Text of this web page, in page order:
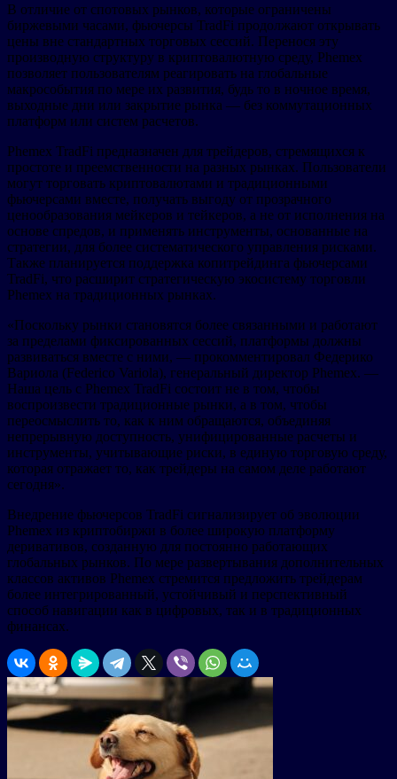
В отличие от спотовых рынков, которые ограничены
биржевыми часами, фьючерсы TradFi продолжают открывать
цены вне стандартных торговых сессий. Перенося эту
производную структуру в криптовалютную среду, Phemex
позволяет пользователям реагировать на глобальные
макрособытия по мере их развития, будь то в ночное время,
выходные дни или закрытие рынка — без коммутационных
платформ или систем расчетов.
Phemex TradFi предназначен для трейдеров, стремящихся к
простоте и преемственности на разных рынках. Пользователи
могут торговать криптовалютами и традиционными
фьючерсами вместе, получать выгоду от прозрачного
ценообразования мейкеров и тейкеров, а не от исполнения на
основе спредов, и применять инструменты, основанные на
стратегии, для более систематического управления рисками.
Также планируется поддержка копитрейдинга фьючерсами
TradFi, что расширит стратегическую экосистему торговли
Phemex на традиционных рынках.
«Поскольку рынки становятся более связанными и работают
за пределами фиксированных сессий, платформы должны
развиваться вместе с ними, — прокомментировал Федерико
Вариола (Federico Variola), генеральный директор Phemex. —
Наша цель с Phemex TradFi состоит не в том, чтобы
воспроизвести традиционные рынки, а в том, чтобы
переосмыслить то, как к ним обращаются, объединяя
непрерывную доступность, унифицированные расчеты и
инструменты, учитывающие риски, в единую торговую среду,
которая отражает то, как трейдеры на самом деле работают
сегодня».
Внедрение фьючерсов TradFi сигнализирует об эволюции
Phemex из криптобиржи в более широкую платформу
деривативов, созданную для постоянно работающих
глобальных рынков. По мере развертывания дополнительных
классов активов Phemex стремится предложить трейдерам
более интегрированный, устойчивый и перспективный
способ навигации как в цифровых, так и в традиционных
финансах.